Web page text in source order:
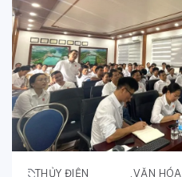
THỦY ĐIỆN
,VĂN HÓA